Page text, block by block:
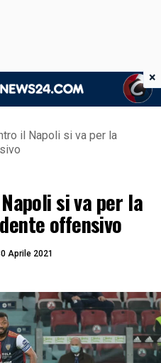
il Napoli si va per la
si va per la
offensivo
Aprile 2021
×